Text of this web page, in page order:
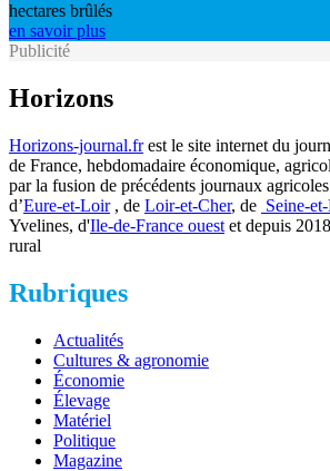
hectares brûlés
en savoir plus
Publicité
Horizons
Horizons-journal.frest le site internet du
de France, hebdomadaire économique,
par la fusion de précédents journaux
d’Eure-et-Loir, de Loir-et-Cher, de Seine-
Yvelines, d'Ile-de-France ouest et depuis
rural
Rubriques
Actualités
Cultures & agronomie
Économie
Élevage
Matériel
Politique
Magazine